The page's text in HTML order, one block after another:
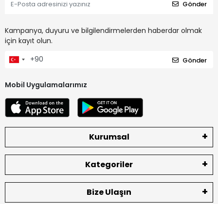
Gönder
Kampanya, duyuru ve bilgilendirmelerden haberdar olmak
için kayıt olun.
Gönder
Mobil Uygulamalarımız
Kurumsal
Kategoriler
Bize Ulaşın